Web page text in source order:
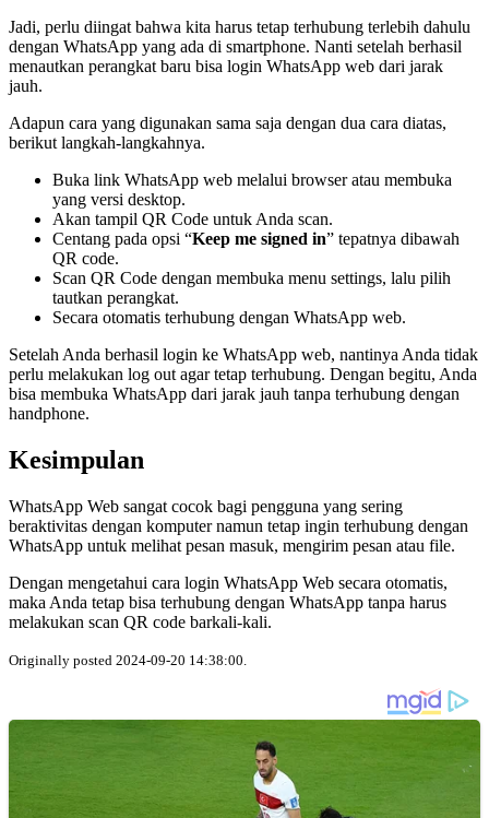
Jadi, perlu diingat bahwa kita harus tetap terhubung terlebih dahulu
dengan WhatsApp yang ada di smartphone. Nanti setelah berhasil
menautkan perangkat baru bisa login WhatsApp web dari jarak
jauh.
Adapun cara yang digunakan sama saja dengan dua cara diatas,
berikut langkah-langkahnya.
Buka link WhatsApp web melalui browser atau membuka
yang versi desktop.
Akan tampil QR Code untuk Anda scan.
Centang pada opsi “Keep me signed in” tepatnya dibawah
QR code.
Scan QR Code dengan membuka menu settings, lalu pilih
tautkan perangkat.
Secara otomatis terhubung dengan WhatsApp web.
Setelah Anda berhasil login ke WhatsApp web, nantinya Anda tidak
perlu melakukan log out agar tetap terhubung. Dengan begitu, Anda
bisa membuka WhatsApp dari jarak jauh tanpa terhubung dengan
handphone.
Kesimpulan
WhatsApp Web sangat cocok bagi pengguna yang sering
beraktivitas dengan komputer namun tetap ingin terhubung dengan
WhatsApp untuk melihat pesan masuk, mengirim pesan atau file.
Dengan mengetahui cara login WhatsApp Web secara otomatis,
maka Anda tetap bisa terhubung dengan WhatsApp tanpa harus
melakukan scan QR code barkali-kali.
Originally posted 2024-09-20 14:38:00.